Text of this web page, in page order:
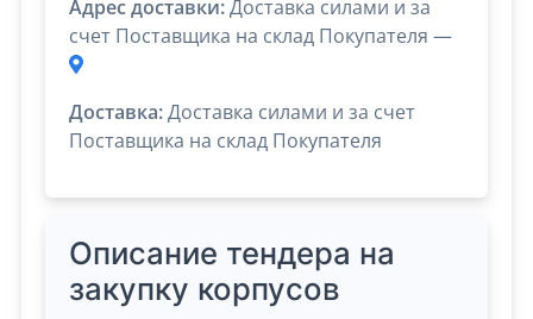
Адрес доставки:Доставка силами и за
счет Поставщика на склад Покупателя —
Доставка:Доставка силами и за счет
Поставщика на склад Покупателя
Описание тендера на
закупку корпусов